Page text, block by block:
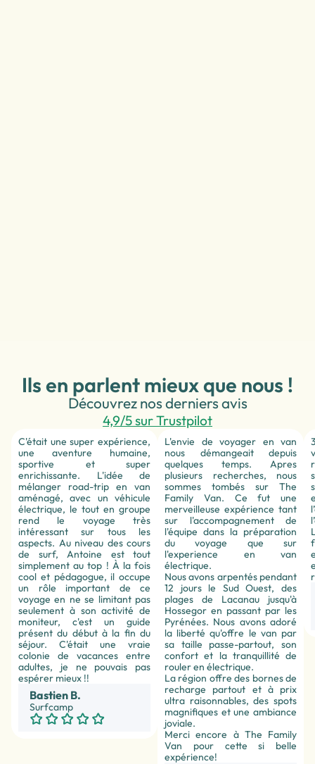
Ils en parlent mieux que nous !
Découvrez nos derniers avis
4,9/5 sur Trustpilot
C'était une super expérience,
une aventure humaine,
sportive et super
enrichissante. L'idée de
mélanger road-trip en van
aménagé, avec un véhicule
électrique, le tout en groupe
rend le voyage très
intéressant sur tous les
aspects. Au niveau des cours
de surf, Antoine est tout
simplement au top ! À la fois
cool et pédagogue, il occupe
un rôle important de ce
voyage en ne se limitant pas
seulement à son activité de
moniteur, c'est un guide
présent du début à la fin du
séjour. C'était une vraie
colonie de vacances entre
adultes, je ne pouvais pas
espérer mieux !!
Bastien B.
Surfcamp
L'envie de voyager en van
nous démangeait depuis
quelques temps. Apres
plusieurs recherches, nous
sommes tombés sur The
Family Van. Ce fut une
merveilleuse expérience tant
sur l'accompagnement de
l'équipe dans la préparation
du voyage que sur
l'experience en van
électrique.
Nous avons arpentés pendant
12 jours le Sud Ouest, des
plages de Lacanau jusqu'à
Hossegor en passant par les
Pyrénées. Nous avons adoré
la liberté qu'offre le van par
sa taille passe-partout, son
confort et la tranquillité de
rouler en électrique.
La région offre des bornes de
recharge partout et à prix
ultra raisonnables, des spots
magnifiques et une ambiance
joviale.
Merci encore à The Family
Van pour cette si belle
expérience!